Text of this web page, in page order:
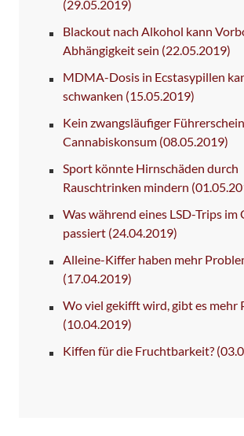
(29.05.2019)
Blackout nach Alkohol kann
Abhängigkeit sein (22.05.2019)
MDMA-Dosis in Ecstasypillen
schwanken (15.05.2019)
Kein zwangsläufiger
Cannabiskonsum (08.05.2019)
Sport könnte Hirnschäden durch
Rauschtrinken mindern
Was während eines LSD-Trips im
passiert (24.04.2019)
Alleine-Kiffer haben mehr
(17.04.2019)
Wo viel gekifft wird, gibt es mehr
(10.04.2019)
Kiffen für die Fruchtbarkeit?